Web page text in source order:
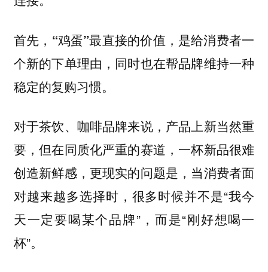
首先，“鸡蛋”最直接的价值，是给消费者一
个新的下单理由，同时也在帮品牌维持一种
稳定的复购习惯。
对于茶饮、咖啡品牌来说，产品上新当然重
要，但在同质化严重的赛道，一杯新品很难
创造新鲜感，更现实的问题是，当消费者面
对越来越多选择时，很多时候并不是“我今
天一定要喝某个品牌”，而是“刚好想喝一
杯”。